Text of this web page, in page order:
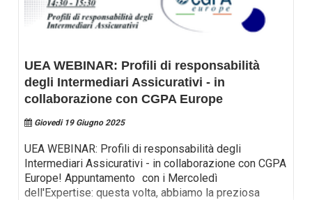
UEA WEBINAR: Profili di responsabilità
degli Intermediari Assicurativi - in
collaborazione con CGPA Europe
Giovedi 19 Giugno 2025
UEA WEBINAR: Profili di responsabilità degli
Intermediari Assicurativi - in collaborazione con CGPA
Europe! Appuntamento con i Mercoledì
dell'Expertise: questa volta, abbiamo la preziosa